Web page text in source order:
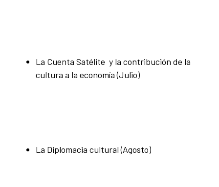
La Cuenta Satélite y la contribución de la
cultura a la economía (Julio)
La Diplomacia cultural (Agosto)